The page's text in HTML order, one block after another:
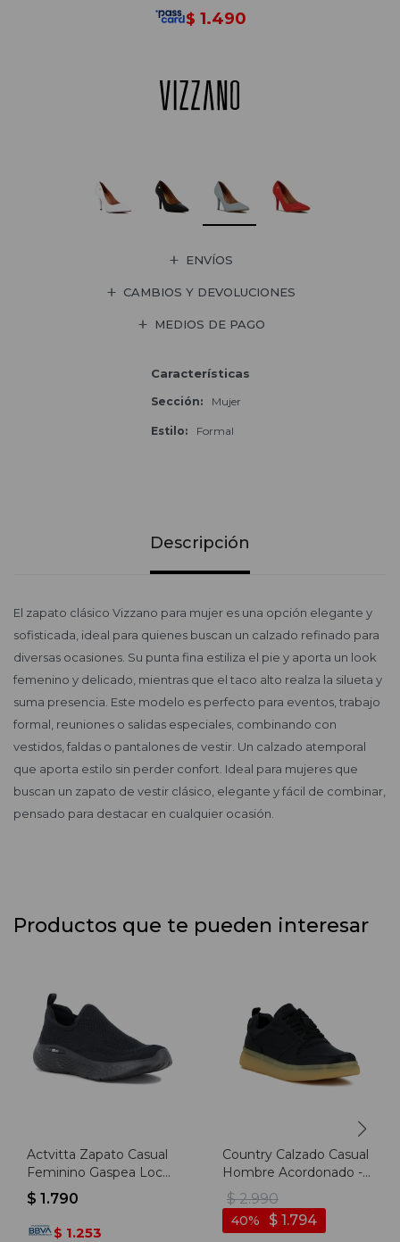
$ 1.490
ENVÍOS
CAMBIOS Y DEVOLUCIONES
MEDIOS DE PAGO
Características
Sección Mujer
Estilo Formal
Descripción
El zapato clásico Vizzano para mujer es una opción elegante y
sofisticada, ideal para quienes buscan un calzado refinado para
diversas ocasiones. Su punta fina estiliza el pie y aporta un look
femenino y delicado, mientras que el taco alto realza la silueta y
suma presencia. Este modelo es perfecto para eventos, trabajo
formal, reuniones o salidas especiales, combinando con
vestidos, faldas o pantalones de vestir. Un calzado atemporal
que aporta estilo sin perder confort. Ideal para mujeres que
buscan un zapato de vestir clásico, elegante y fácil de combinar,
pensado para destacar en cualquier ocasión.
Productos que te pueden interesar
Actvitta Zapato Casual
Feminino Gaspea Loc
Persa/cacharel Run -
Negro-negro
$ 1.790
$ 1.253
Country Calzado Casual
Hombre Acordonado -
Negro - Negro
$ 2.990
$ 1.794
40